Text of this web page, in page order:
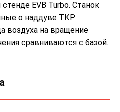
EVB Turbo. Станок
о наддуве ТКР
воздуха на вращение
сравниваются с базой.